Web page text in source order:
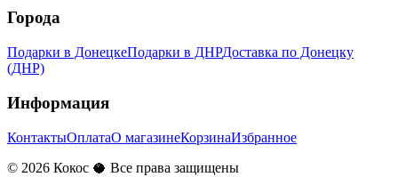
Города
Подарки в ДонецкеПодарки в ДНРДоставка по Донецку
(ДНР)
Информация
КонтактыОплатаО магазинеКорзинаИзбранное
© 2026 Кокос 🥥 Все права защищены